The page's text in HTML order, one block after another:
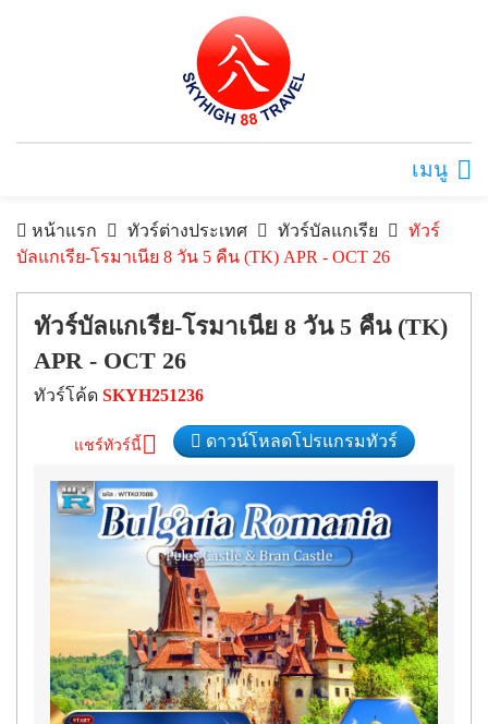
เมนู
หน้าแรก ทัวร์ต่างประเทศ ทัวร์บัลแกเรีย
ทัวร์
บัลแกเรีย-โรมาเนีย 8 วัน 5 คืน (TK) APR - OCT 26
ทัวร์บัลแกเรีย-โรมาเนีย 8 วัน 5 คืน (TK)
APR - OCT 26
ทัวร์โค้ด SKYH251236
แชร์ทัวร์นี้ ดาวน์โหลดโปรแกรมทัวร์